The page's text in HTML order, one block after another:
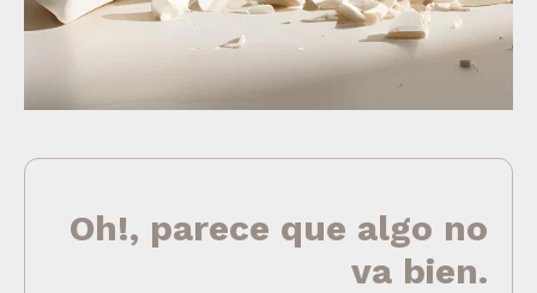
Oh!, parece que algo no
va bien.